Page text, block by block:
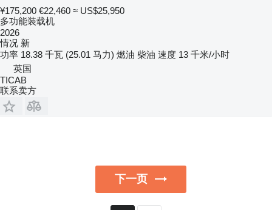
¥175,200 €22,460 ≈ US$25,950
多功能装载机
2026
情况 新
功率 18.38 千瓦 (25.01 马力) 燃油 柴油 速度 13 千米/小时
英国
TICAB
联系卖方
下一页